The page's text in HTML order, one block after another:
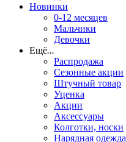
Новинки
0-12 месяцев
Мальчики
Девочки
Ещё...
Распродажа
Сезонные акции
Штучный товар
Уценка
Акции
Аксессуары
Колготки, носки
Нарядная одежда